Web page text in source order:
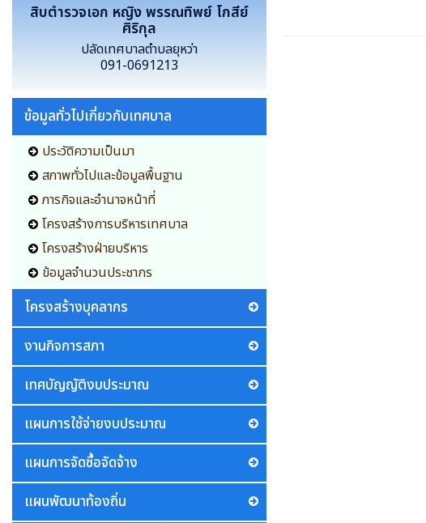
สิบตำรวจเอก หญิง พรรณทิพย์ โกสีย์
ศิริกุล
ปลัดเทศบาลตำบลยุหว่า
091-0691213
ข้อมูลทั่วไปเกี่ยวกับเทศบาล
ประวัติความเป็นมา
สภาพทั่วไปและข้อมูลพื้นฐาน
ภารกิจและอำนาจหน้าที่
โครงสร้างการบริหารเทศบาล
โครงสร้างฝ่ายบริหาร
ข้อมูลจำนวนประชากร
โครงสร้างบุคลากร
งานกิจการสภา
เทศบัญญัติงบประมาณ
แผนการใช้จ่ายงบประมาณ
แผนการจัดซื้อจัดจ้าง
แผนพัฒนาท้องถิ่น